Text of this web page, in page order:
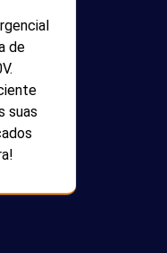
de
suas